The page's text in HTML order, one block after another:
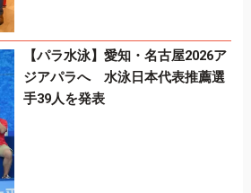
【パラ水泳】愛知・名古屋2026ア
ジアパラへ 水泳日本代表推薦選
手39人を発表